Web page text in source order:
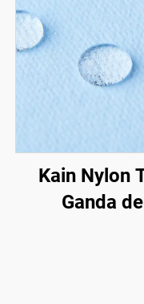
Kain Nylon
Ganda